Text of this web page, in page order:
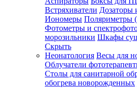
Встряхиватели Дозаторы
Иономеры Поляриметры
Фотометры и
морозильники Шкафы
Скрыть
Неонатология Весы для
Облучатели
Столы для санитарной
обогрева новорожденных